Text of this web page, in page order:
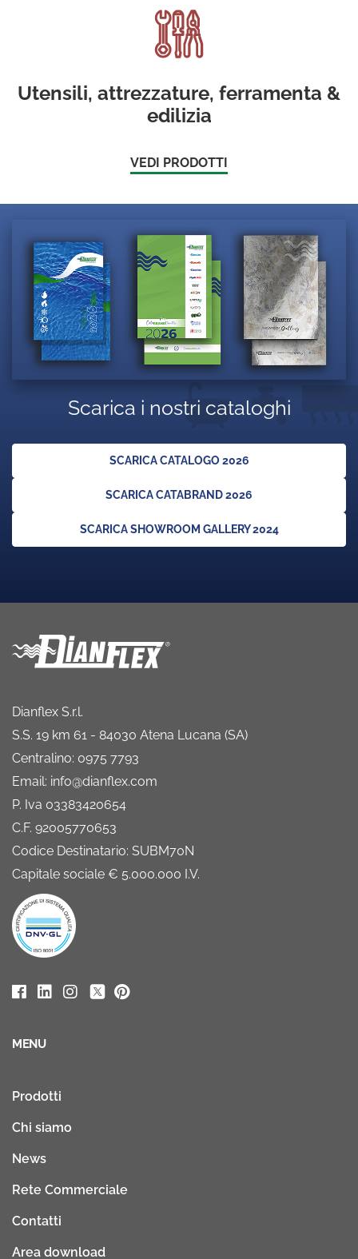
Utensili, attrezzature, ferramenta &
edilizia
VEDI PRODOTTI
Scarica i nostri cataloghi
SCARICA CATALOGO 2026
SCARICA CATABRAND 2026
SCARICA SHOWROOM GALLERY 2024
Dianflex S.r.l.
S.S. 19 km 61 - 84030 Atena Lucana (SA)
Centralino: 0975 7793
Email: info@dianflex.com
P. Iva 03383420654
C.F. 92005770653
Codice Destinatario: SUBM70N
Capitale sociale € 5.000.000 I.V.
MENU
Prodotti
Chi siamo
News
Rete Commerciale
Contatti
Area download